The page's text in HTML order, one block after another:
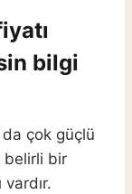
bilgi
da çok güçlü
belirli bir